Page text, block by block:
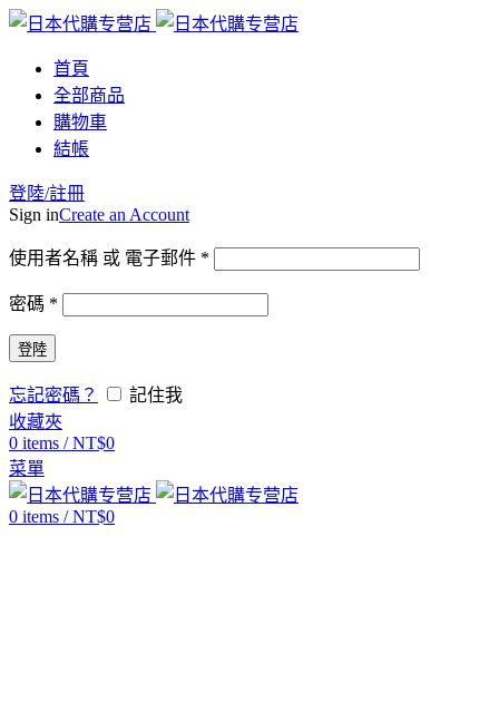
首頁
全部商品
購物車
結帳
登陸/註冊
Sign inCreate an Account
使用者名稱 或 電子郵件 *
密碼 *
登陸
忘記密碼？
記住我
收藏夾
0 items / NT$0
菜單
0 items / NT$0